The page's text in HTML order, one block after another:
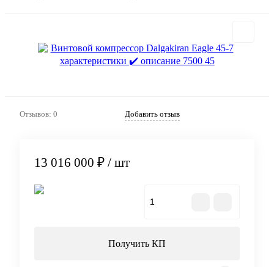
Отзывов: 0 Добавить отзыв
13 016 000 ₽ / шт
Получить КП